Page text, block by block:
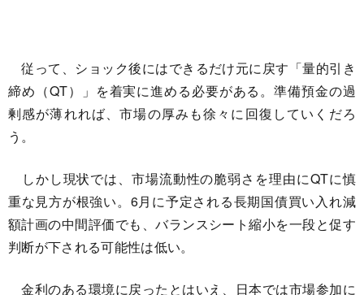
従って、ショック後にはできるだけ元に戻す「量的引き
締め（QT）」を着実に進める必要がある。準備預金の過
剰感が薄れれば、市場の厚みも徐々に回復していくだろ
う。
しかし現状では、市場流動性の脆弱さを理由にQTに慎
重な見方が根強い。6月に予定される長期国債買い入れ減
額計画の中間評価でも、バランスシート縮小を一段と促す
判断が下される可能性は低い。
金利のある環境に戻ったとはいえ、日本では市場参加に